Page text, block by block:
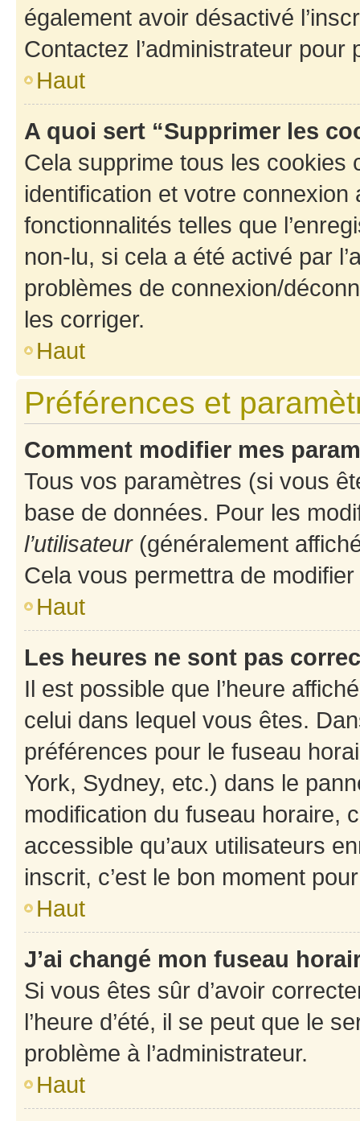
également avoir désactivé
Contactez l’administrateur
Haut
A quoi sert “Supprimer les
Cela supprime tous les cookies
identification et votre
fonctionnalités telles que
non-lu, si cela a été activé par
problèmes de connexion/
les corriger.
Haut
Préférences et
Comment modifier mes
Tous vos paramètres (si vous
base de données. Pour les
l’utilisateur(généralement
Cela vous permettra de
Haut
Les heures ne sont pas
Il est possible que l’heure
celui dans lequel vous êtes.
préférences pour le fuseau
York, Sydney, etc.) dans le
modification du fuseau horaire,
accessible qu’aux utilisateurs
inscrit, c’est le bon moment
Haut
J’ai changé mon fuseau
Si vous êtes sûr d’avoir
l’heure d’été, il se peut que le
problème à l’administrateur.
Haut